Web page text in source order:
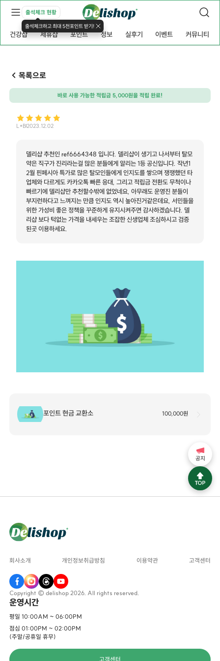
출석체크 현황
출석체크하고 최대 5천포인트 받기!
건강샵 제휴샵 포인트 정보 실후기 이벤트 커뮤니티
목록으로
바로 사용 가능한 적립금 5,000원을 적립 완료!
L*B2023.12.02
델리샵 추천인 ref6664348 입니다. 델리샵이 생기고 나서부터 탈모
약은 직구가 진리라는걸 많은 분들에게 알리는 1등 공신입니다. 작년1
2월 핀페시아 특가로 많은 탈모인들에게 인지도를 쌓으며 쟁쟁했던 타
업체와 다르게도 카카오톡 빠른 응대, 그리고 적립금 전환도 무척이나
빠르기에 델리샵만 추천할수밖에 없었네요, 아무래도 운영진 분들이
부지런하다고 느껴지는 만큼 인지도 역시 높아진거같은데요, 서민들을
위한 가성비 좋은 정책을 꾸준하게 유지시켜주면 감사하겠습니다. 델
리샵 보다 턱없는 가격을 내세우는 조잡한 신생업체 조심하시고 검증
된곳 이용하세요.
포인트 현금 교환소 100,000원
회사소개 개인정보취급방침 이용약관 고객센터
Copyright © delishop 2026. All rights reserved.
운영시간
평일 10:00AM ~ 06:00PM
점심 01:00PM ~ 02:00PM
(주말/공휴일 휴무)
고객센터
공지